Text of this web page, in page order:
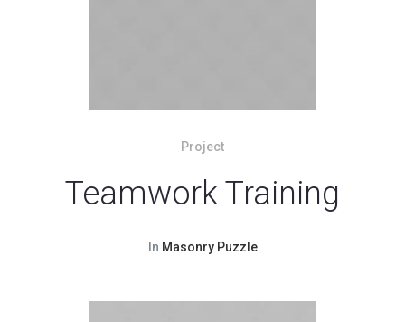
Project
Teamwork Training
In Masonry Puzzle